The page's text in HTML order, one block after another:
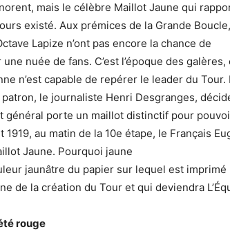
mais le célèbre Maillot Jaune qui
existé. Aux prémices de la Grande
Lapize n’ont pas encore la chance de
nuée de fans. C’est l’époque des
n’est capable de repérer le leader du
le journaliste Henri Desgranges,
général porte un maillot distinctif pour
1919, au matin de la 10e étape, le Français
Jaune. Pourquoi jaune
jaunâtre du papier sur lequel est imprimé
de la création du Tour et qui deviendra
rouge